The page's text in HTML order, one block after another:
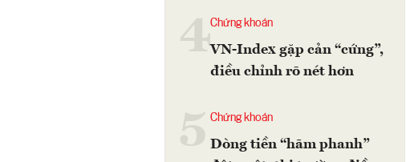
4Chứng khoán
VN-Index gặp cản “cứng”,
điều chỉnh rõ nét hơn
Chứng khoán
Dòng tiền “hãm phanh”